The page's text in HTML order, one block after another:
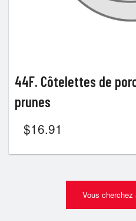
44F. Côtelettes de
prunes
$16.91
Vous cherchez